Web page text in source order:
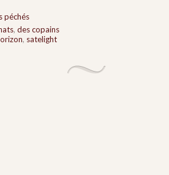
péchés
, des copains
, satelight